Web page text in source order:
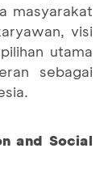
masyarakat
visi
utama
sebagai
and Social